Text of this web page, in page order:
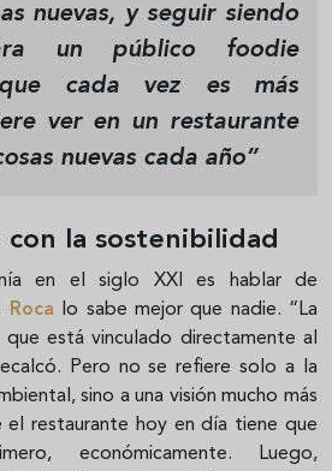
nuevas, y seguir siendo
un público foodie
que cada vez es más
ver en un restaurante
nuevas cada año”
con la sostenibilidad
en el siglo XXI es hablar de
Roca lo sabe mejor que nadie. “La
está vinculado directamente al
Pero no se refiere solo a la
sino a una visión mucho más
el restaurante hoy en día tiene que
económicamente. Luego,